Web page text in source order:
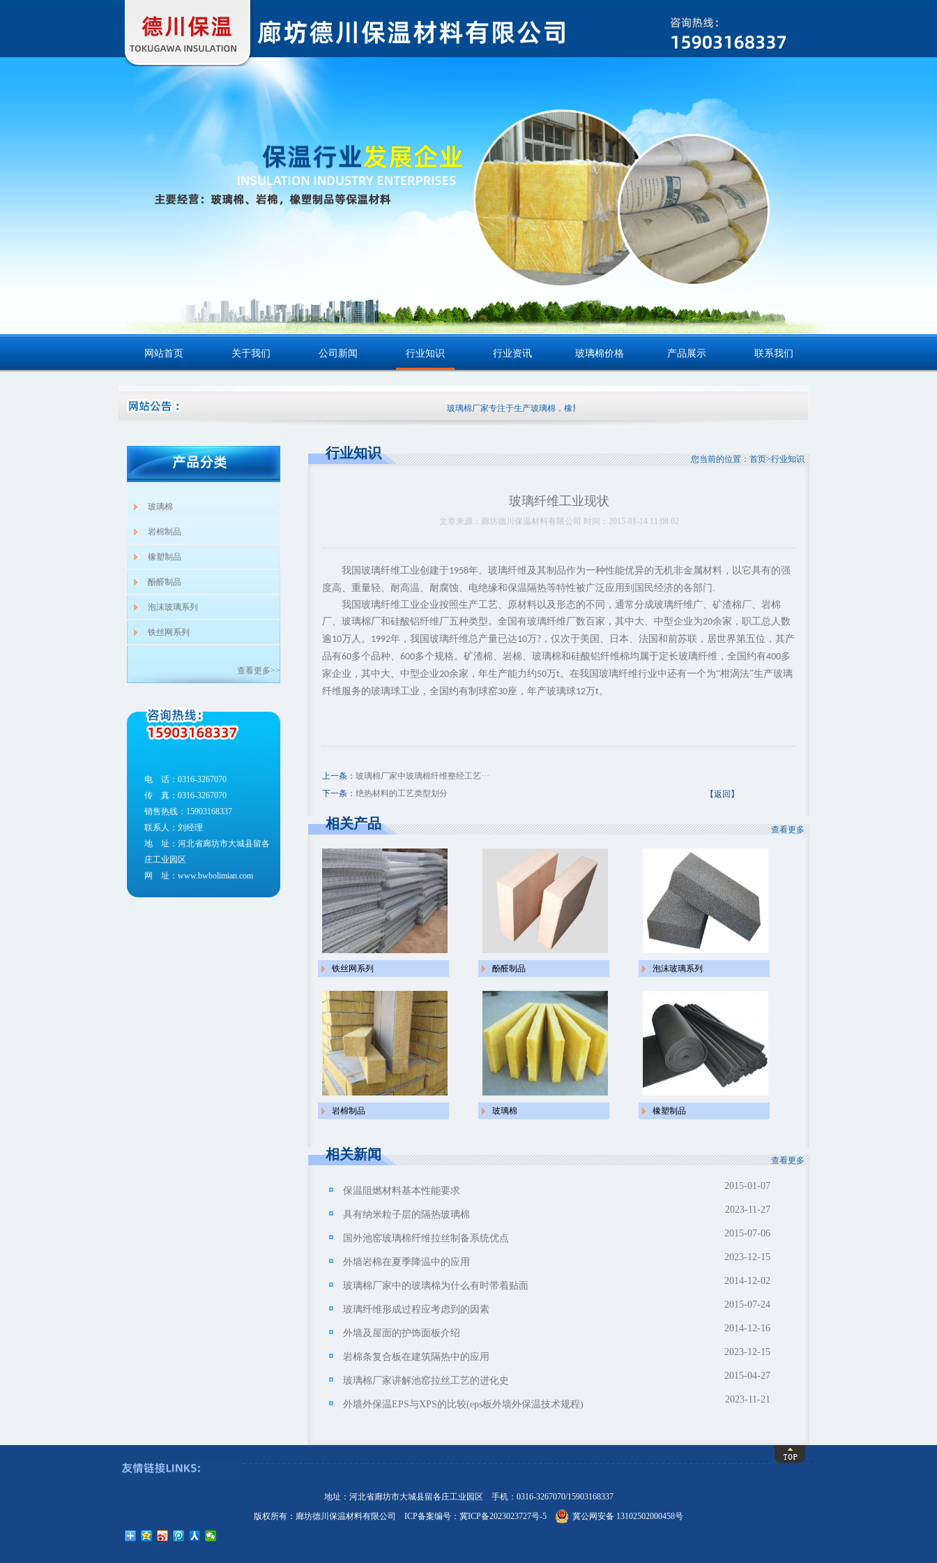
网站首页 关于我们 公司新闻 行业知识 行业资讯 玻璃棉价格 产品展示 联系我们
玻璃棉厂家专注于生产玻璃棉，橡塑，岩棉等保温材料，玻璃棉价格···
玻璃棉
岩棉制品
橡塑制品
酚醛制品
泡沫玻璃系列
铁丝网系列
查看更多>>
电 话：0316-3267070
传 真：0316-3267070
销售热线：15903168337
联系人：刘经理
地 址：河北省廊坊市大城县留各
庄工业园区
网 址：www.bwbolimian.com
行业知识 您当前的位置：首页>行业知识
玻璃纤维工业现状
文章来源：廊坊德川保温材料有限公司 时间：2015-01-14 11:08:02
我国玻璃纤维工业创建于1958年。玻璃纤维及其制品作为一种性能优异的无机非金属材料，以它具有的强
度高、重量轻、耐高温、耐腐蚀、电绝缘和保温隔热等特性被广泛应用到国民经济的各部门.
我国玻璃纤维工业企业按照生产工艺、原材料以及形态的不同，通常分成玻璃纤维广、矿渣棉厂、岩棉
厂、玻璃棉厂和硅酸铝纤维厂五种类型。全国有玻璃纤维厂数百家，其中大、中型企业为20余家，职工总人数
逾10万人。 1992年，我国玻璃纤维总产量已达10万? ，仅次于美国、日本、法国和前苏联，居世界第五位，其产
品有60多个品种、 600多个规格。矿渣棉、岩棉、玻璃棉和硅酸铝纤维棉均属于定长玻璃纤维，全国约有400多
家企业，其中大、中型企业20余家，年生产能力约50万t。在我国玻璃纤维行业中还有一个为“柑涡法”生产玻璃
纤维服务的玻璃球工业，全国约有制球窑30座，年产玻璃球12万t。
上一条： 玻璃棉厂家中玻璃棉纤维整经工艺···
下一条： 绝热材料的工艺类型划分 【返回】
相关产品 查看更多
铁丝网系列 酚醛制品 泡沫玻璃系列
岩棉制品 玻璃棉 橡塑制品
相关新闻 查看更多
保温阻燃材料基本性能要求 2015-01-07
具有纳米粒子层的隔热玻璃棉 2023-11-27
国外池窑玻璃棉纤维拉丝制备系统优点 2015-07-06
外墙岩棉在夏季降温中的应用 2023-12-15
玻璃棉厂家中的玻璃棉为什么有时带着贴面 2014-12-02
玻璃纤维形成过程应考虑到的因素 2015-07-24
外墙及屋面的护饰面板介绍 2014-12-16
岩棉条复合板在建筑隔热中的应用 2023-12-15
玻璃棉厂家讲解池窑拉丝工艺的进化史 2015-04-27
外墙外保温EPS与XPS的比较(eps板外墙外保温技术规程) 2023-11-21
地址：河北省廊坊市大城县留各庄工业园区 手机：0316-3267070/15903168337
版权所有：廊坊德川保温材料有限公司 ICP备案编号： 冀ICP备2023023727号-5 冀公网安备 13102502000458号